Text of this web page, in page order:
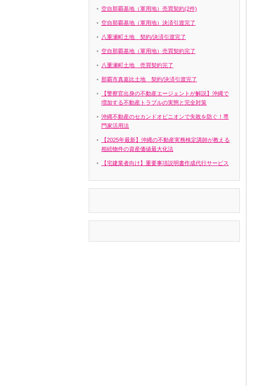
空自那覇基地（軍用地）売買契約(2件)
空自那覇基地（軍用地）決済引渡完了
八重瀬町土地 契約/決済引渡完了
空自那覇基地（軍用地）売買契約完了
八重瀬町土地 売買契約完了
那覇市真嘉比土地 契約/決済引渡完了
【警察官出身の不動産エージェントが解説】沖縄で
増加する不動産トラブルの実態と完全対策
沖縄不動産のセカンドオピニオンで失敗を防ぐ！専
門家活用法
【2025年最新】沖縄の不動産実務検定講師が教える
相続物件の資産価値最大化法
【宅建業者向け】重要事項説明書作成代行サービス